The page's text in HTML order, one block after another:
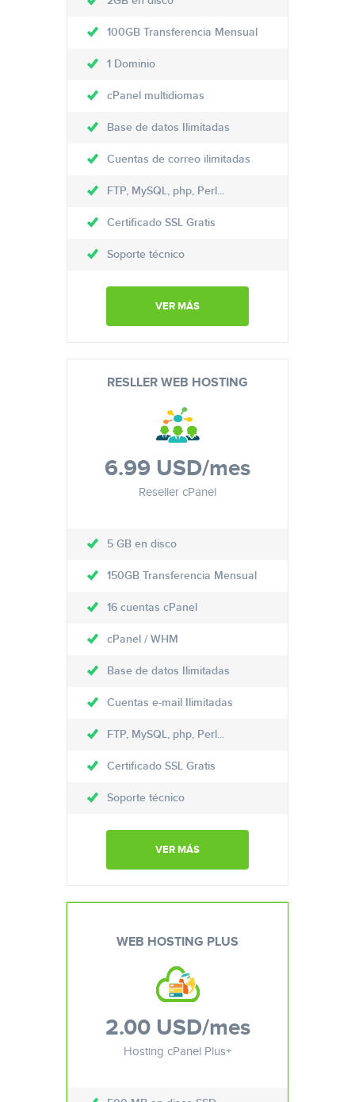
100GB Transferencia Mensual
1 Dominio
cPanel multidiomas
Base de datos Ilimitadas
Cuentas de correo ilimitadas
FTP, MySQL, php, Perl...
Certificado SSL Gratis
Soporte técnico
VER MÁS
RESLLER WEB HOSTING
6.99 USD/mes
Reseller cPanel
5 GB en disco
150GB Transferencia Mensual
16 cuentas cPanel
cPanel / WHM
Base de datos Ilimitadas
Cuentas e-mail Ilimitadas
FTP, MySQL, php, Perl...
Certificado SSL Gratis
Soporte técnico
VER MÁS
WEB HOSTING PLUS
2.00 USD/mes
Hosting cPanel Plus+